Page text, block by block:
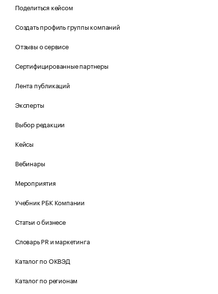
Поделиться кейсом
Создать профиль группы компаний
Отзывы о сервисе
Сертифицированные партнеры
Лента публикаций
Эксперты
Выбор редакции
Кейсы
Вебинары
Мероприятия
Учебник РБК Компании
Статьи о бизнесе
Словарь PR и маркетинга
Каталог по ОКВЭД
Каталог по регионам